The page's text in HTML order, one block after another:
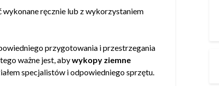
ręcznie lub z wykorzystaniem
przygotowania i przestrzegania
ważne jest, abywykopy ziemne
specjalistów i odpowiedniego sprzętu.